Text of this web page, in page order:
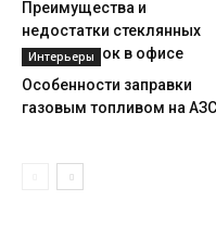
Преимущества и
недостатки стеклянных
перегородок в офисе
Интерьеры
Особенности заправки
газовым топливом на АЗС